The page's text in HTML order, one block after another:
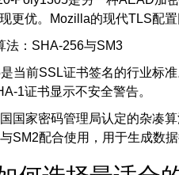
更优。Mozilla的现代TLS配置
法：SHA-256与SM3
当前SSL证书签名的行业标
1证书显示不安全警告。
国家密码管理局认定的杂凑
SM2配合使用，用于生成数据